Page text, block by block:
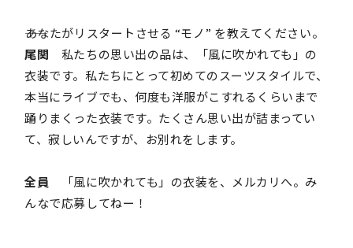
――あなたがリスタートさせる “モノ” を教えてください。
尾関 私たちの思い出の品は、「風に吹かれても」の
衣装です。私たちにとって初めてのスーツスタイルで、
本当にライブでも、何度も洋服がこすれるくらいまで
踊りまくった衣装です。たくさん思い出が詰まってい
て、寂しいんですが、お別れをします。
全員 「風に吹かれても」の衣装を、メルカリへ。み
んなで応募してねー！